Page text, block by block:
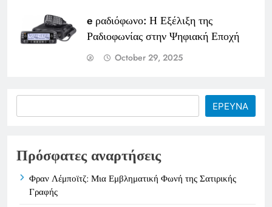
e ραδιόφωνο: Η Εξέλιξη της
Ραδιοφωνίας στην Ψηφιακή Εποχή
October 29, 2025
ΕΡΕΥΝΑ
Πρόσφατες αναρτήσεις
Φραν Λέμποϊτζ: Μια Εμβληματική Φωνή της Σατιρικής
Γραφής